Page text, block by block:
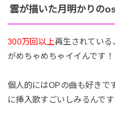
雲が描いた月明かりの
300万回以上再生されてい
がめちゃめちゃイイんです！
個人的にはOPの曲も好きで
に挿入歌すごいしみるんで